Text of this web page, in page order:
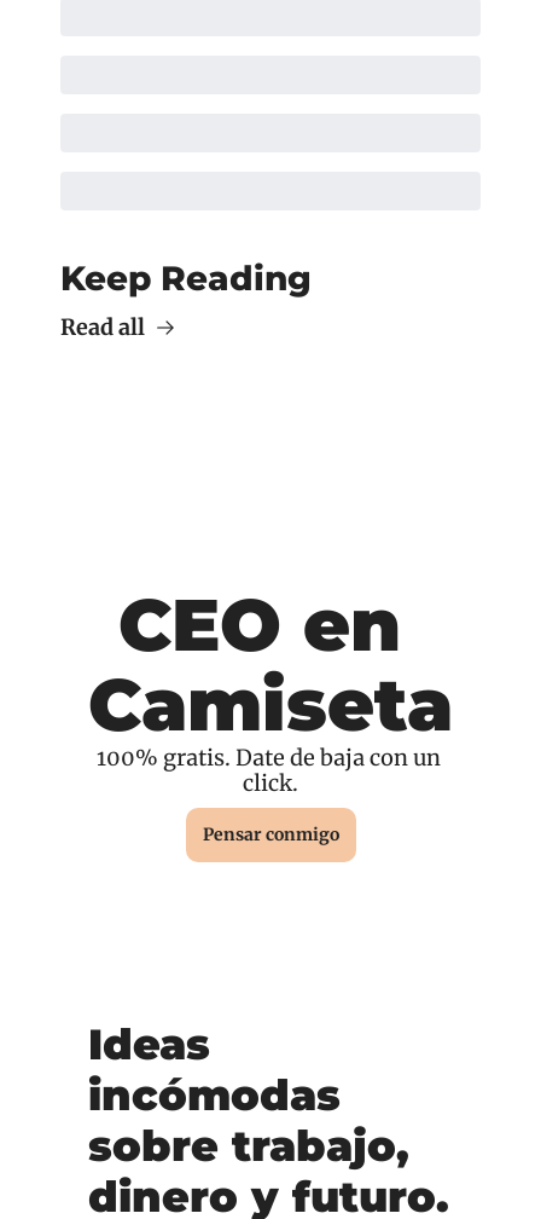
Keep Reading
Read all
CEO en
Camiseta
100% gratis. Date de baja con un
click.
Pensar conmigo
Ideas
incómodas
sobre trabajo,
dinero y futuro.